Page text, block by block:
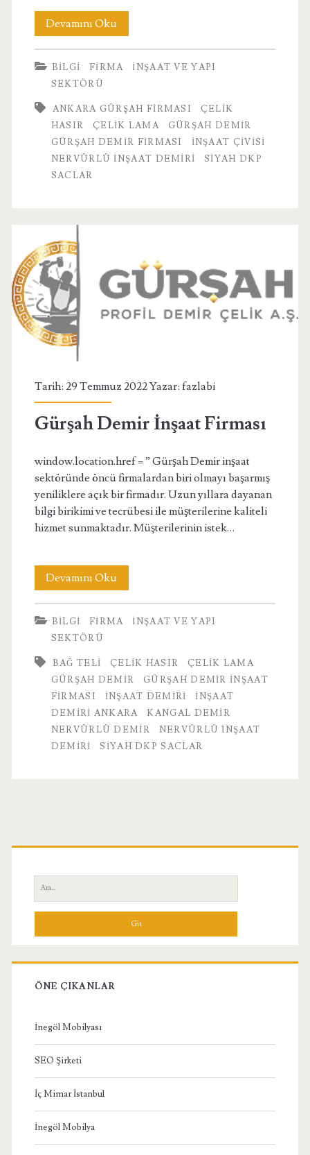
Devamını OkuAnkara
Gürşah
Demir
BILGI FIRMA
İNŞAAT VE YAPI
SEKTÖRÜ
ANKARA GÜRŞAH FIRMASI
ÇELIK
HASIR
ÇELIK LAMA
GÜRŞAH DEMIR
GÜRŞAH DEMIR FIRMASI
INŞAAT ÇIVISI
NERVÜRLÜ INŞAAT DEMIRI
SIYAH DKP
SACLAR
Tarih: 29 Temmuz 2022 Yazar: fazlabi
Gürşah Demir İnşaat Firması
window.location.href = ” Gürşah Demir inşaat
sektöründe öncü firmalardan biri olmayı başarmış
yeniliklere açık bir firmadır. Uzun yıllara dayanan
bilgi birikimi ve tecrübesi ile müşterilerine kaliteli
hizmet sunmaktadır. Müşterilerinin istek…
Devamını OkuGürşah
Demir
İnşaat
BILGI FIRMA
İNŞAAT VE YAPI
SEKTÖRÜ
BAĞ TELI ÇELIK HASIR
ÇELIK LAMA
GÜRŞAH DEMIR
GÜRŞAH DEMIR İNŞAAT
FIRMASI
İNŞAAT DEMIRI
INŞAAT
DEMIRI ANKARA
KANGAL DEMIR
NERVÜRLÜ DEMIR
NERVÜRLÜ INŞAAT
DEMIRI
SIYAH DKP SACLAR
Birincil
Yan
Menü
Ara:
ÖNE ÇIKANLAR
İnegöl Mobilyası
SEO Şirketi
İç Mimar İstanbul
İnegöl Mobilya